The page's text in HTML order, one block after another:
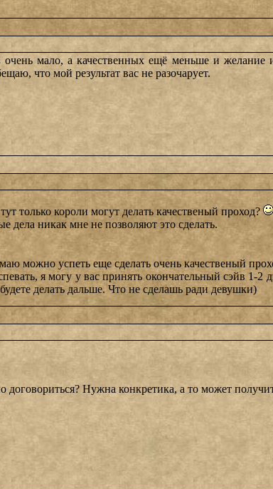
мало, а качественных ещё меньше и желание
что мой результат вас не разочарует.
только короли могут делать качественый проход?
дела никак мне не позволяют это сделать.
можно успеть еще сделать очень качественый
я могу у вас принять окончательный сэйв 1-
делать дальше. Что не сделашь ради девушки)
Нужна конкретика, а то может